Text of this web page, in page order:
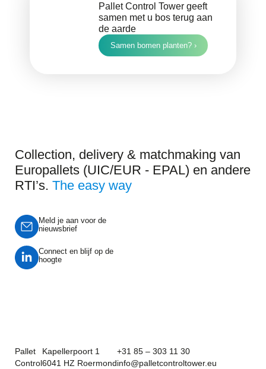
Pallet Control Tower geeft
samen met u bos terug aan
de aarde
Samen bomen planten? ›
Collection, delivery & matchmaking van
Europallets (UIC/EUR - EPAL) en andere
RTI’s. The easy way
Meld je aan voor de
nieuwsbrief
Connect en blijf op de
hoogte
Pallet
Control
Kapellerpoort 1
6041 HZ Roermond
+31 85 – 303 11 30
info@palletcontroltower.eu